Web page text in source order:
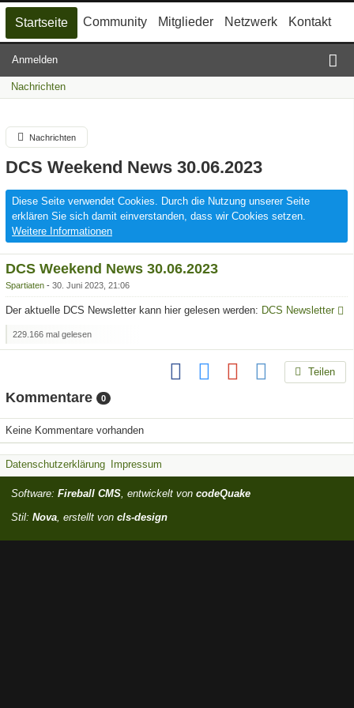
Startseite Community Mitglieder Netzwerk Kontakt
Anmelden
Nachrichten
Nachrichten
DCS Weekend News 30.06.2023
Diese Seite verwendet Cookies. Durch die Nutzung unserer Seite
erklären Sie sich damit einverstanden, dass wir Cookies setzen.
Weitere Informationen
DCS Weekend News 30.06.2023
Spartiaten 30. Juni 2023, 21:06
Der aktuelle DCS Newsletter kann hier gelesen werden: DCS Newsletter
229.166 mal gelesen
Teilen
Kommentare 0
Keine Kommentare vorhanden
Datenschutzerklärung Impressum
Software: Fireball CMS, entwickelt von codeQuake
Stil: Nova, erstellt von cls-design